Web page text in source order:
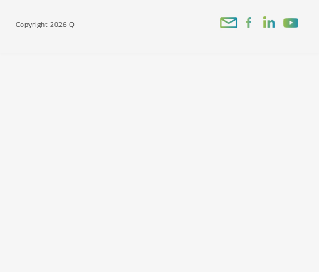
Copyright 2026 Q